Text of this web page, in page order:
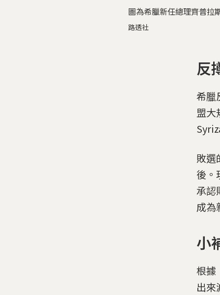
圖為希臘新任總理齊普拉
路透社
反
希臘
盟大
敗選
後。
承認
成為
小
根據
出來